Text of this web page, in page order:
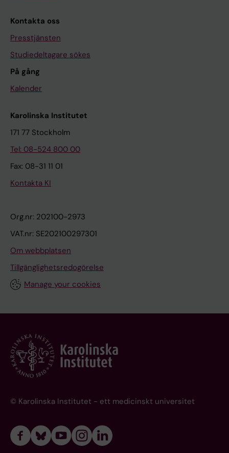
Kontakta oss
Presstjänsten
Studiedeltagare sökes
På gång
Kalender
Karolinska Institutet
171 77 Stockholm
Tel: 08-524 800 00
Fax: 08-31 11 01
Kontakta KI
Org.nr: 202100-2973
VAT.nr: SE202100297301
Om webbplatsen
Tillgänglighetsredogörelse
Manage your cookies
© Karolinska Institutet - ett medicinskt universitet